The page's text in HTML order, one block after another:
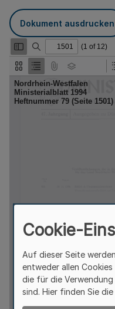
Dokument ausdrucken
Cookie-
Auf dieser Seite
entweder allen Cookies
die für die
sind. Hier finden Sie die